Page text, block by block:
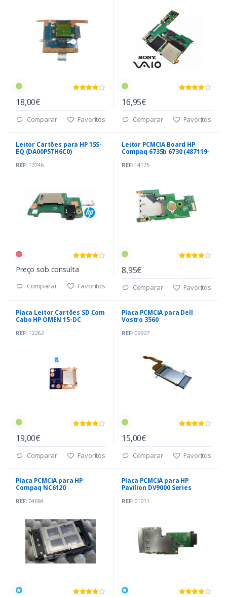
18,00€
Comparar Favoritos
16,95€
Comparar Favoritos
Leitor Cartões para HP 15S-
EQ (DA00P5TH6C0)
REF:13746
Preço sob consulta
Comparar Favoritos
Leitor PCMCIA Board HP
Compaq 6735b 6730 (487119-
REF:14175
8,95€
Comparar Favoritos
Placa Leitor Cartões SD Com
Cabo HP OMEN 15-DC
REF:12262
19,00€
Comparar Favoritos
Placa PCMCIA para Dell
Vostro 3560
REF:09927
15,00€
Comparar Favoritos
Placa PCMCIA para HP
Compaq NC6120
REF:04684
Placa PCMCIA para HP
Pavilion DV9000 Series
REF:01011